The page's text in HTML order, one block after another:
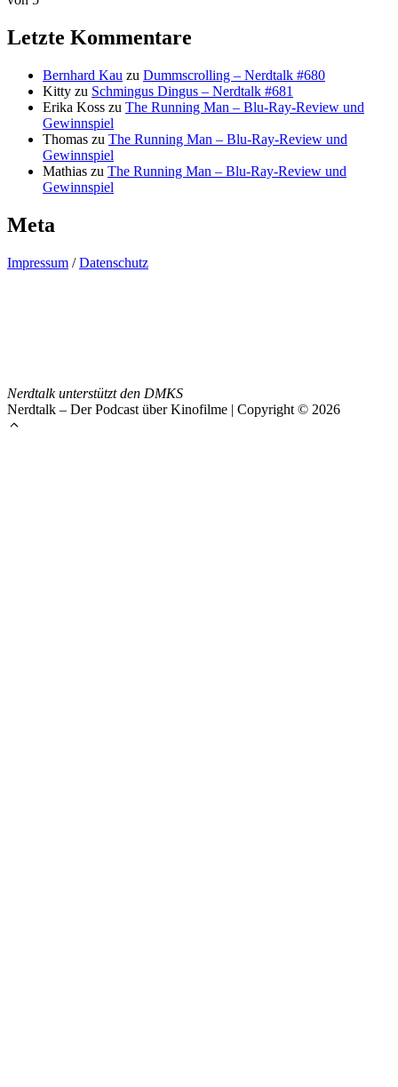
Letzte Kommentare
Bernhard Kau zu Dummscrolling – Nerdtalk #680
Kitty zu Schmingus Dingus – Nerdtalk #681
Erika Koss zu The Running Man – Blu-Ray-Review und
Gewinnspiel
Thomas zu The Running Man – Blu-Ray-Review und
Gewinnspiel
Mathias zu The Running Man – Blu-Ray-Review und
Gewinnspiel
Meta
Impressum /Datenschutz
Nerdtalk unterstützt den DMKS
Nerdtalk – Der Podcast über Kinofilme | Copyright © 2026